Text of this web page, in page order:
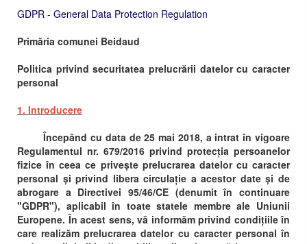
GDPR - General Data Protection Regulation
Primăria comunei Beidaud
Politica privind securitatea prelucrării datelor cu caracter
personal
1. Introducere
Începând cu data de 25 mai 2018, a intrat în vigoare
Regulamentul nr. 679/2016 privind protecția persoanelor
fizice în ceea ce privește prelucrarea datelor cu caracter
personal și privind libera circulație a acestor date și de
abrogare a Directivei 95/46/CE (denumit în continuare
"GDPR"), aplicabil în toate statele membre ale Uniunii
Europene. În acest sens, vă informăm privind condițiile în
care realizăm prelucrarea datelor cu caracter personal în